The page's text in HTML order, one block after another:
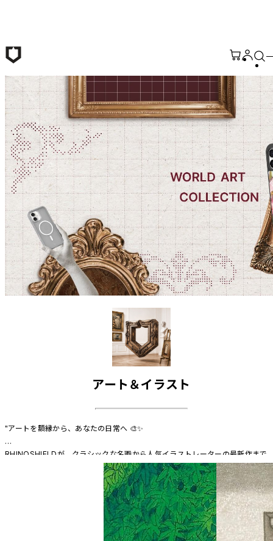
アート＆イラスト
"アートを額縁から、あなたの日常へ 🎨✨
RHINOSHIELDが、クラシックな名画から人気イラストレーターの最新作まで
多彩なアートを集結させたオンライン特集を開催します。
アートはもはや“鑑賞するもの”だけではありません。スマホアクセサリーを通し
て、お気に入りの作品に触れ、使い、自分らしさを表現する。そんな、日常に
け込む新しいアート体験を提案します。"